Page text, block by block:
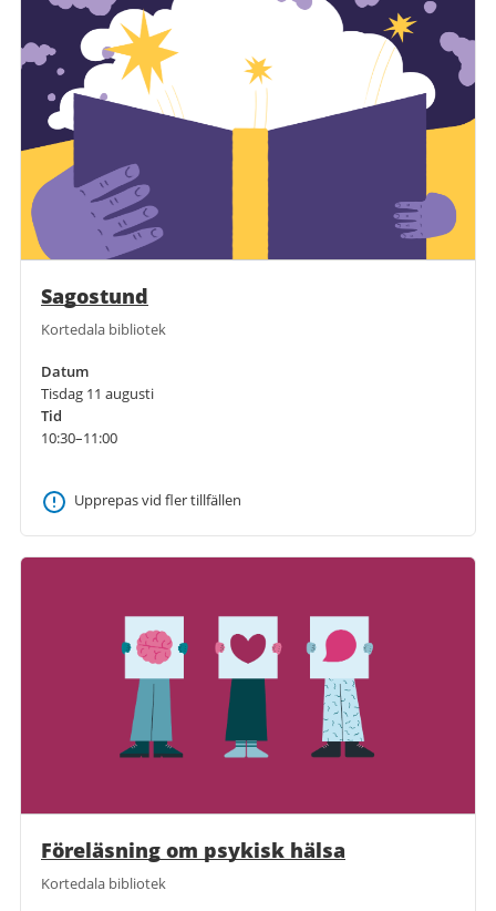
Sagostund
Kortedala bibliotek
Datum
Tisdag 11 augusti
Tid
10:30–11:00
Upprepas vid fler tillfällen
Föreläsning om psykisk hälsa
Kortedala bibliotek